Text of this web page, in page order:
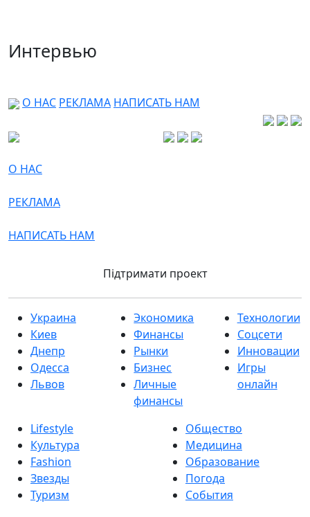
Интервью
О НАС РЕКЛАМА НАПИСАТЬ НАМ
О НАС
РЕКЛАМА
НАПИСАТЬ НАМ
Підтримати проект
Украина
Киев
Днепр
Одесса
Львов
Экономика
Финансы
Рынки
Бизнес
Личные
финансы
Технологии
Соцсети
Инновации
Игры
онлайн
Lifestyle
Культура
Fashion
Звезды
Туризм
Общество
Медицина
Образование
Погода
События